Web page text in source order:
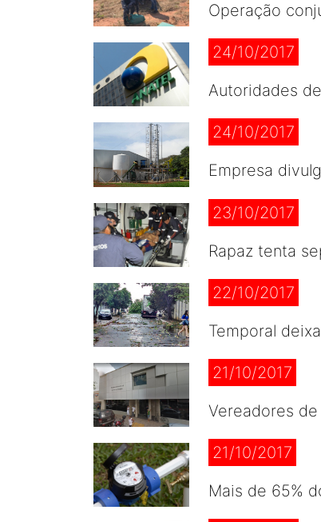
Operação
24/10/2017
Autoridades
24/10/2017
Empresa
23/10/2017
Rapaz tenta
22/10/2017
Temporal
21/10/2017
Vereadores
21/10/2017
Mais de 65%